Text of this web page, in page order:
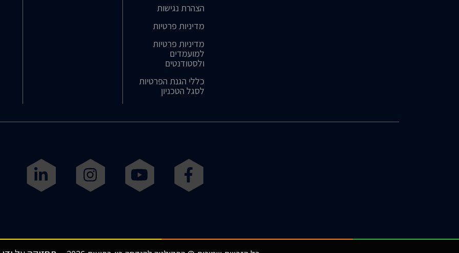
הצהרת נגישות
מדיניות פרטיות
מדיניות פרטיות
למועמדים
ולסטודנטים
כללי הגנת הפרטיות
לסגל הטכניון